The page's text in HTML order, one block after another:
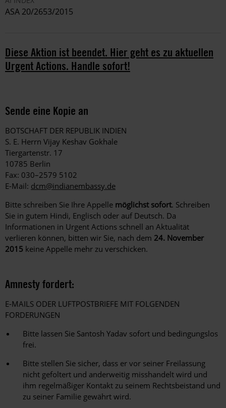
ASA 20/2653/2015
Diese Aktion ist beendet. Hier geht es zu aktuellen
Urgent Actions. Handle sofort!
Sende eine Kopie an
BOTSCHAFT DER REPUBLIK INDIEN
S. E. Herrn Vijay Keshav Gokhale
Tiergartenstr. 17
10785 Berlin
Fax: 030–2579 5102
E-Mail: dcm@indianembassy.de
Bitte schreiben Sie Ihre Appelle möglichst sofort. Schreiben
Sie in gutem Hindi, Englisch oder auf Deutsch. Da
Informationen in Urgent Actions schnell an Aktualität
verlieren können, bitten wir Sie, nach dem 24. November
2015 keine Appelle mehr zu verschicken.
Amnesty fordert:
E-MAILS ODER LUFTPOSTBRIEFE MIT FOLGENDEN
FORDERUNGEN
Bitte lassen Sie Santosh Yadav sofort und bedingungslos
frei.
Bitte stellen Sie sicher, dass er vor seiner Freilassung
nicht gefoltert und anderweitig misshandelt wird und
ihm regelmäßiger Kontakt zu seinem Rechtsbeistand und
zu seiner Familie gewährt wird.